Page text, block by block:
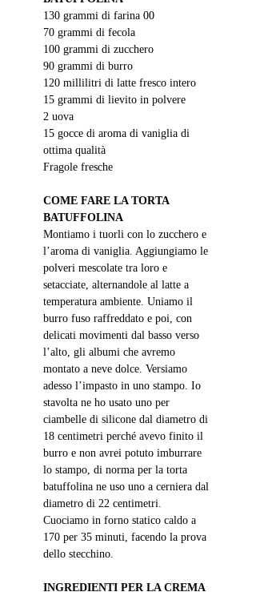
130 grammi di farina 00
70 grammi di fecola
100 grammi di zucchero
90 grammi di burro
120 millilitri di latte fresco intero
15 grammi di lievito in polvere
2 uova
15 gocce di aroma di vaniglia di
ottima qualità
Fragole fresche
COME FARE LA TORTA
BATUFFOLINA
Montiamo i tuorli con lo zucchero e
l’aroma di vaniglia. Aggiungiamo le
polveri mescolate tra loro e
setacciate, alternandole al latte a
temperatura ambiente. Uniamo il
burro fuso raffreddato e poi, con
delicati movimenti dal basso verso
l’alto, gli albumi che avremo
montato a neve dolce. Versiamo
adesso l’impasto in uno stampo. Io
stavolta ne ho usato uno per
ciambelle di silicone dal diametro di
18 centimetri perché avevo finito il
burro e non avrei potuto imburrare
lo stampo, di norma per la torta
batuffolina ne uso uno a cerniera dal
diametro di 22 centimetri.
Cuociamo in forno statico caldo a
170 per 35 minuti, facendo la prova
dello stecchino.
INGREDIENTI PER LA CREMA